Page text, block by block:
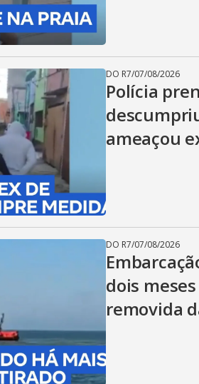
DO R7/07/08/2026
Polícia
ameaçou
DO R7/07/08/2026
dois
removida